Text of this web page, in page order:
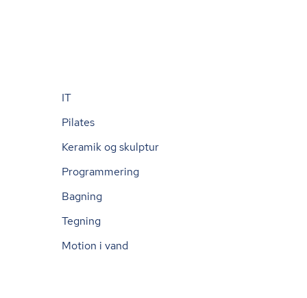
IT
Pilates
Keramik og skulptur
Programmering
Bagning
Tegning
Motion i vand